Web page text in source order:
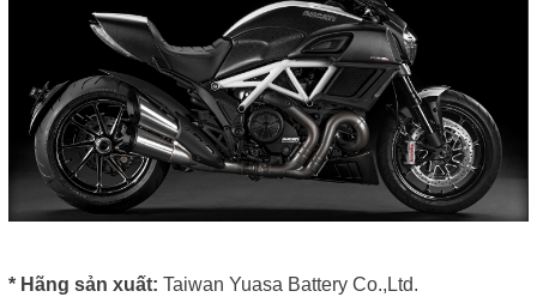
* Hãng sản xuất: Taiwan Yuasa Battery Co.,Ltd.